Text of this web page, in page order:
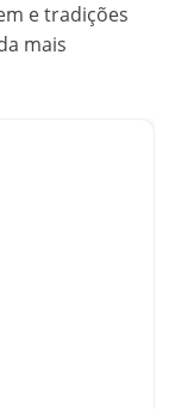
e tradições
mais